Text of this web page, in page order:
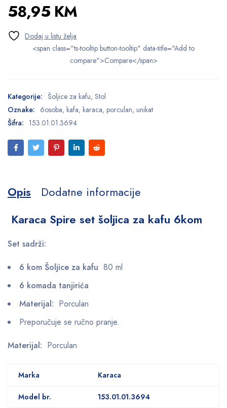
58,95 KM
<span class="ts-tooltip button-tooltip" data-title="Add to
compare">Compare</span>
Kategorije: Šoljice za kafu, Stol
Oznake: 6osoba, kafa, karaca, porculan, unikat
Šifra: 153.01.01.3694
Opis
Dodatne informacije
Karaca Spire set šoljica za kafu 6kom
Set sadrži:
6 kom Šoljice za kafu 80 ml
6 komada tanjirića
Materijal: Porculan
Preporučuje se ručno pranje.
Materijal: Porculan
Marka Karaca
Model br. 153.01.01.3694